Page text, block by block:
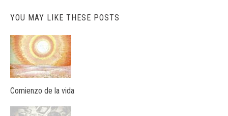
YOU MAY LIKE THESE POSTS
Comienzo de la vida